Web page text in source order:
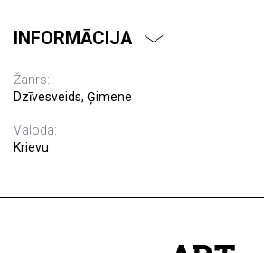
INFORMĀCIJA
Žanrs:
Dzīvesveids, Ģimene
Valoda:
Krievu